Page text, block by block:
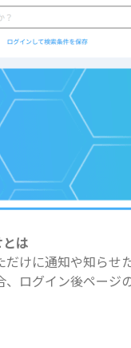
は
けに通知や知らせ
ログイン後ページ